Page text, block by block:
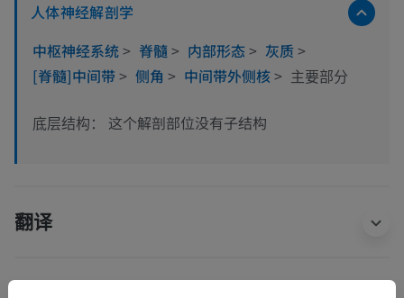
人体神经解剖学
中枢神经系统> 脊髓> 内部形态> 灰质>
[脊髓]中间带 > 侧角 > 中间带外侧核> 主要部分
底层结构： 这个解剖部位没有子结构
翻译